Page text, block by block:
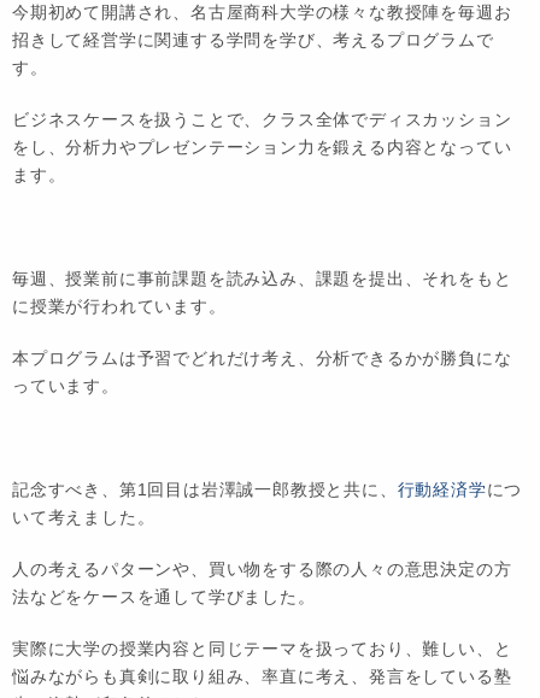
今期初めて開講され、名古屋商科大学の様々な教授陣を毎週お
招きして経営学に関連する学問を学び、考えるプログラムで
す。
ビジネスケース を扱うことで、クラス全体でディスカッション
をし、分析力やプレゼンテーション力を鍛える内容となってい
ます。
毎週、授業前に事前課題を読み込み、課題を提出、それをもと
に授業が行われています。
本プログラムは予習でどれだけ考え、分析できるかが勝負にな
っています。
記念すべき、第1回目は岩澤誠一郎教授と共に、 行動経済学につ
いて考えました。
人の考えるパターンや、買い物をする際の人々の意思決定の方
法などをケースを通して学びました。
実際に大学の授業内容と同じテーマを扱っており、難しい、と
悩みながらも真剣に取り組み、率直に考え、発言をしている塾